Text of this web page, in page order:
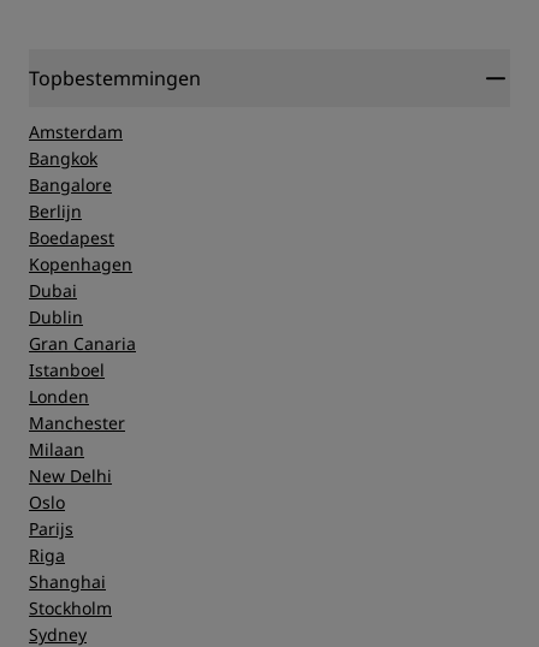
Topbestemmingen
Amsterdam
Bangkok
Bangalore
Berlijn
Boedapest
Kopenhagen
Dubai
Dublin
Gran Canaria
Istanboel
Londen
Manchester
Milaan
New Delhi
Oslo
Parijs
Riga
Shanghai
Stockholm
Sydney